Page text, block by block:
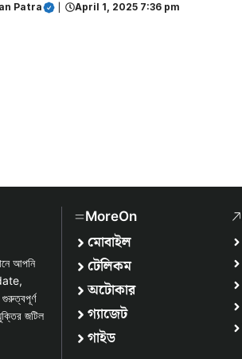
Patra April 1, 2025 7:36 pm
আপনি
জটিল
MoreOn
মোবাইল
টেলিকম
অটোকার
গ্যাজেট
গাইড